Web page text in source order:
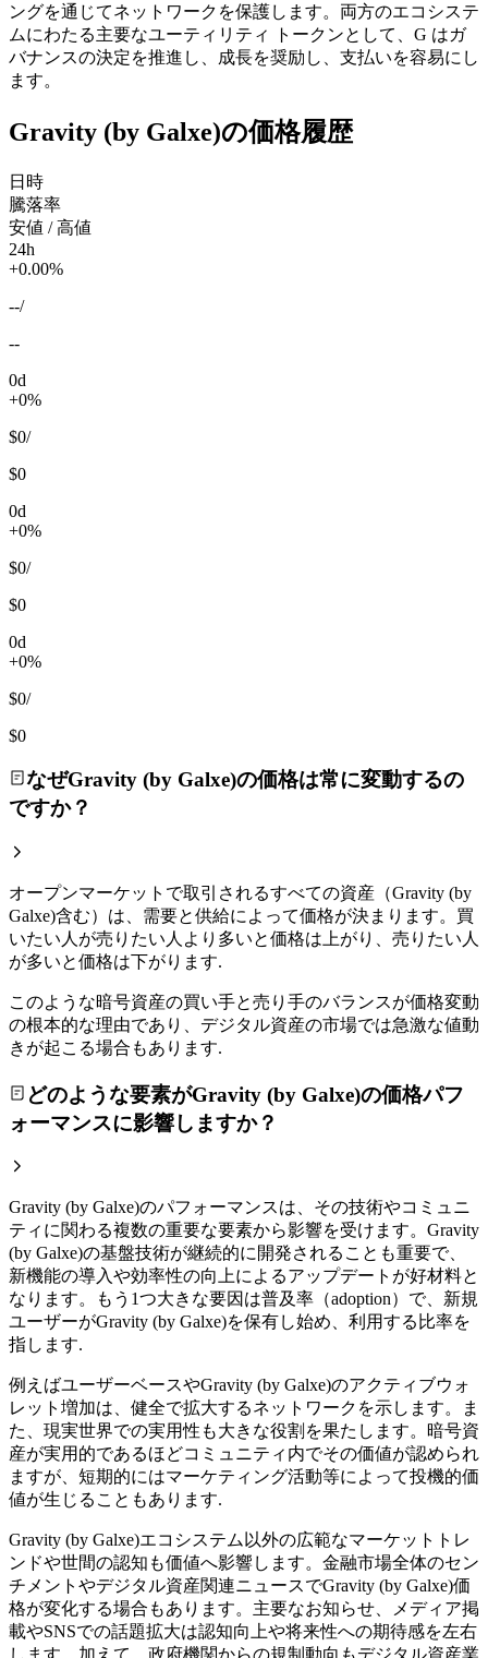
ングを通じてネットワークを保護します。両方のエコシステ
ムにわたる主要なユーティリティ トークンとして、G はガ
バナンスの決定を推進し、成長を奨励し、支払いを容易にし
ます。
Gravity (by Galxe)の価格履歴
日時
騰落率
安値 / 高値
24h
+0.00%
--/
--
0d
+0%
$0/
$0
0d
+0%
$0/
$0
0d
+0%
$0/
$0
なぜGravity (by Galxe)の価格は常に変動するの
ですか？
オープンマーケットで取引されるすべての資産（Gravity (by
Galxe)含む）は、需要と供給によって価格が決まります。買
いたい人が売りたい人より多いと価格は上がり、売りたい人
が多いと価格は下がります.
このような暗号資産の買い手と売り手のバランスが価格変動
の根本的な理由であり、デジタル資産の市場では急激な値動
きが起こる場合もあります.
どのような要素がGravity (by Galxe)の価格パフ
ォーマンスに影響しますか？
Gravity (by Galxe)のパフォーマンスは、その技術やコミュニ
ティに関わる複数の重要な要素から影響を受けます。Gravity
(by Galxe)の基盤技術が継続的に開発されることも重要で、
新機能の導入や効率性の向上によるアップデートが好材料と
なります。もう1つ大きな要因は普及率（adoption）で、新規
ユーザーがGravity (by Galxe)を保有し始め、利用する比率を
指します.
例えばユーザーベースやGravity (by Galxe)のアクティブウォ
レット増加は、健全で拡大するネットワークを示します。ま
た、現実世界での実用性も大きな役割を果たします。暗号資
産が実用的であるほどコミュニティ内でその価値が認められ
ますが、短期的にはマーケティング活動等によって投機的価
値が生じることもあります.
Gravity (by Galxe)エコシステム以外の広範なマーケットトレ
ンドや世間の認知も価値へ影響します。金融市場全体のセン
チメントやデジタル資産関連ニュースでGravity (by Galxe)価
格が変化する場合もあります。主要なお知らせ、メディア掲
載やSNSでの話題拡大は認知向上や将来性への期待感を左右